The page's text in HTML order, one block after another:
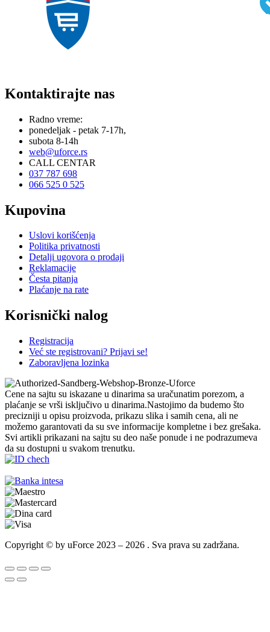
Kontaktirajte nas
Radno vreme:
ponedeljak - petak 7-17h,
subota 8-14h
web@uforce.rs
CALL CENTAR
037 787 698
066 525 0 525
Kupovina
Uslovi korišćenja
Politika privatnosti
Detalji ugovora o prodaji
Reklamacije
Česta pitanja
Plaćanje na rate
Korisnički nalog
Registracija
Već ste registrovani? Prijavi se!
Zaboravljena lozinka
Cene na sajtu su iskazane u dinarima sa uračunatim porezom, a
plaćanje se vrši isključivo u dinarima.Nastojimo da budemo što
precizniji u opisu proizvoda, prikazu slika i samih cena, ali ne
možemo garantovati da su sve informacije kompletne i bez grešaka.
Svi artikli prikazani na sajtu su deo naše ponude i ne podrazumeva
da su dostupni u svakom trenutku.
Copyright © by uForce 2023 – 2026 . Sva prava su zadržana.